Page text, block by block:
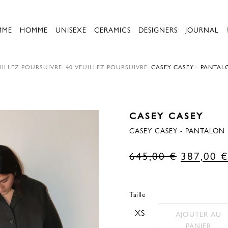
HOMME UNISEXE CERAMICS DESIGNERS JOURNAL
POURSUIVRE. 40 VEUILLEZ POURSUIVRE. CASEY CASEY -
CASEY CASEY
CASEY CASEY -
645,00€ Le
était
de
387,00 €
Taille
XS
AJOUTER AU
PANIER